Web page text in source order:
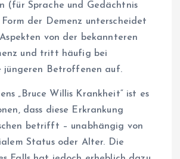
(für Sprache und Gedächtnis
der Demenz unterscheidet
von der bekannteren
und tritt häufig bei
jüngeren Betroffenen auf.
„Bruce Willis Krankheit“ ist es
dass diese Erkrankung
betrifft – unabhängig von
Status oder Alter. Die